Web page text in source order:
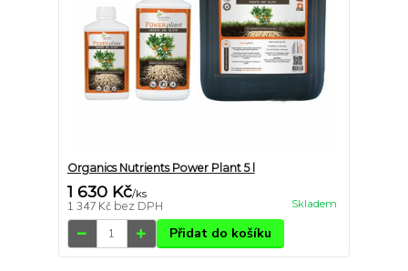
Organics Nutrients Power Plant 5 l
1 630 Kč/ks
1 347 Kč bez DPH Skladem
Přidat do košíku